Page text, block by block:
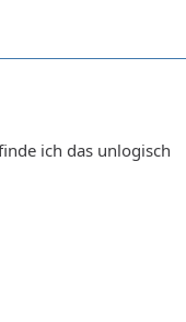
ich das unlogisch